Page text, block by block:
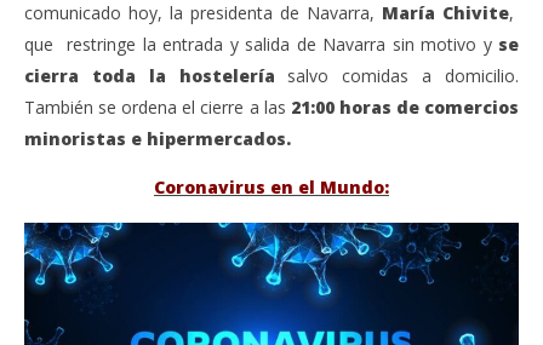
comunicado hoy, la presidenta de Navarra, María Chivite,
que restringe la entrada y salida de Navarra sin motivo y se
cierra toda la hostelería salvo comidas a domicilio.
También se ordena el cierre a las 21:00 horas de comercios
minoristas e hipermercados.
Coronavirus en el Mundo: